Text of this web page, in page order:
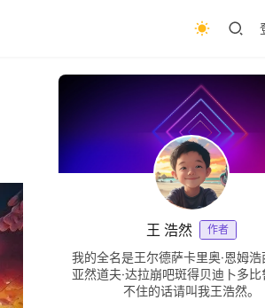
王 浩然 作者
我的全名是王尔德萨卡里奥·恩姆
亚然道夫·达拉崩吧斑得贝迪卜多
不住的话请叫我王浩然。